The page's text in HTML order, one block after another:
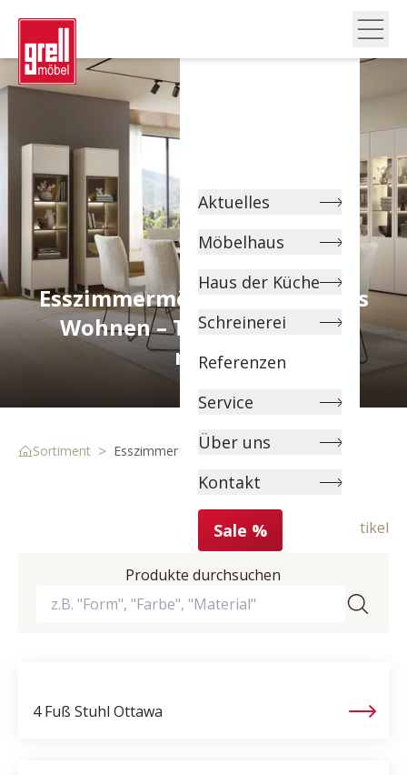
Aktuelles
Möbelhaus
Haus der Küche
Schreinerei
Referenzen
Service
Über uns
Kontakt
Sale %
Esszimmermöbel für stilvolles
Wohnen – Tische, Stühle &
mehr
Sortiment > Esszimmer
Kommoden & Vitrinen
Produkte durchsuchen
313 Artikel
4 Fuß Stuhl Ottawa